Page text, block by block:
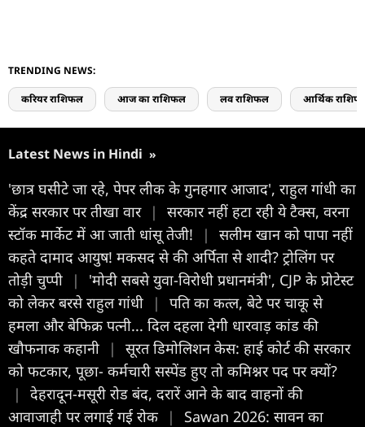
TRENDING NEWS:
करियर राशिफल आज का राशिफल लव राशिफल आर्थिक
Latest News in Hindi »
'छात्र घसीटे जा रहे, पेपर लीक के गुनहगार आजाद', राहुल गांधी का
केंद्र सरकार पर तीखा वार |
सरकार नहीं हटा रही ये टैक्‍स, वरना
स्‍टॉक मार्केट में आ जाती धांसू तेजी!
|
सलीम खान को पापा नहीं
कहते दामाद आयुष! मकसद से की अर्पिता से शादी? ट्रोलिंग पर
तोड़ी चुप्पी
|
'मोदी सबसे युवा-विरोधी प्रधानमंत्री', CJP के प्रोटेस्ट
को लेकर बरसे राहुल गांधी
|
पति का कत्ल, बेटे पर चाकू से
हमला और बेफिक्र पत्नी... दिल दहला देगी धारवाड़ कांड की
खौफनाक कहानी
|
सूरत डिमोलिशन केस: हाई कोर्ट की सरकार
को फटकार, पूछा- कर्मचारी सस्पेंड हुए तो कमिश्नर पद पर क्यों?
|
देहरादून-मसूरी रोड बंद, दरारें आने के बाद वाहनों की
आवाजाही पर लगाई गई रोक
|
Sawan 2026: सावन का